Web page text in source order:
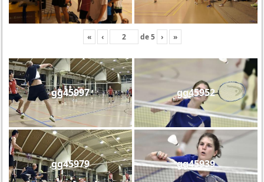
« ‹ de5 › »
gg45997 gg45952
gg45979 gg45939